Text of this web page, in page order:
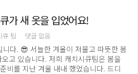
가 새 옷을 입었어요!
큐 팀 댓글 없음
니다. 😎 서늘한 겨울이 저물고 따뜻한 봄
고 있습니다. 저희 캐치시큐팀은 봄을
비를 지난 겨울 내내 했었습니다. 드디